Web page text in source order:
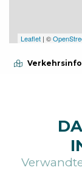
Leaflet | ©